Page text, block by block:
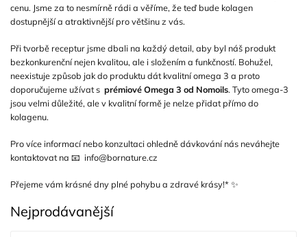
cenu. Jsme za to nesmírně rádi a věříme, že teď bude kolagen
dostupnější a atraktivnější pro většinu z vás.
Při tvorbě receptur jsme dbali na každý detail, aby byl náš produkt
bezkonkurenční nejen kvalitou, ale i složením a funkčností. Bohužel,
neexistuje způsob jak do produktu dát kvalitní omega 3 a proto
doporučujeme užívat s prémiové Omega 3 od Nomoils. Tyto omega-3
jsou velmi důležité, ale v kvalitní formě je nelze přidat přímo do
kolagenu.
Pro více informací nebo konzultaci ohledně dávkování nás neváhejte
kontaktovat na 📧 info@bornature.cz
Přejeme vám krásné dny plné pohybu a zdravé krásy!* ✨
Nejprodávanější